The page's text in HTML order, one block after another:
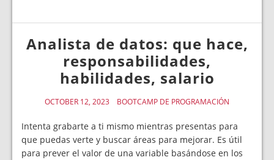
Analista de datos: que hace,
responsabilidades,
habilidades, salario
OCTOBER 12, 2023 BOOTCAMP DE PROGRAMACIÓN
Intenta grabarte a ti mismo mientras presentas para
que puedas verte y buscar áreas para mejorar. Es útil
para prever el valor de una variable basándose en los